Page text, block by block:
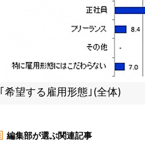
｢希望する雇用形態｣(全体)
編集部が選ぶ関連記事